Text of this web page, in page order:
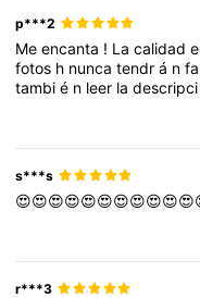
p***2
Meencanta ! Lacalidad
fotos h nuncatendrá n
tambié n leer la
s***s
r***3